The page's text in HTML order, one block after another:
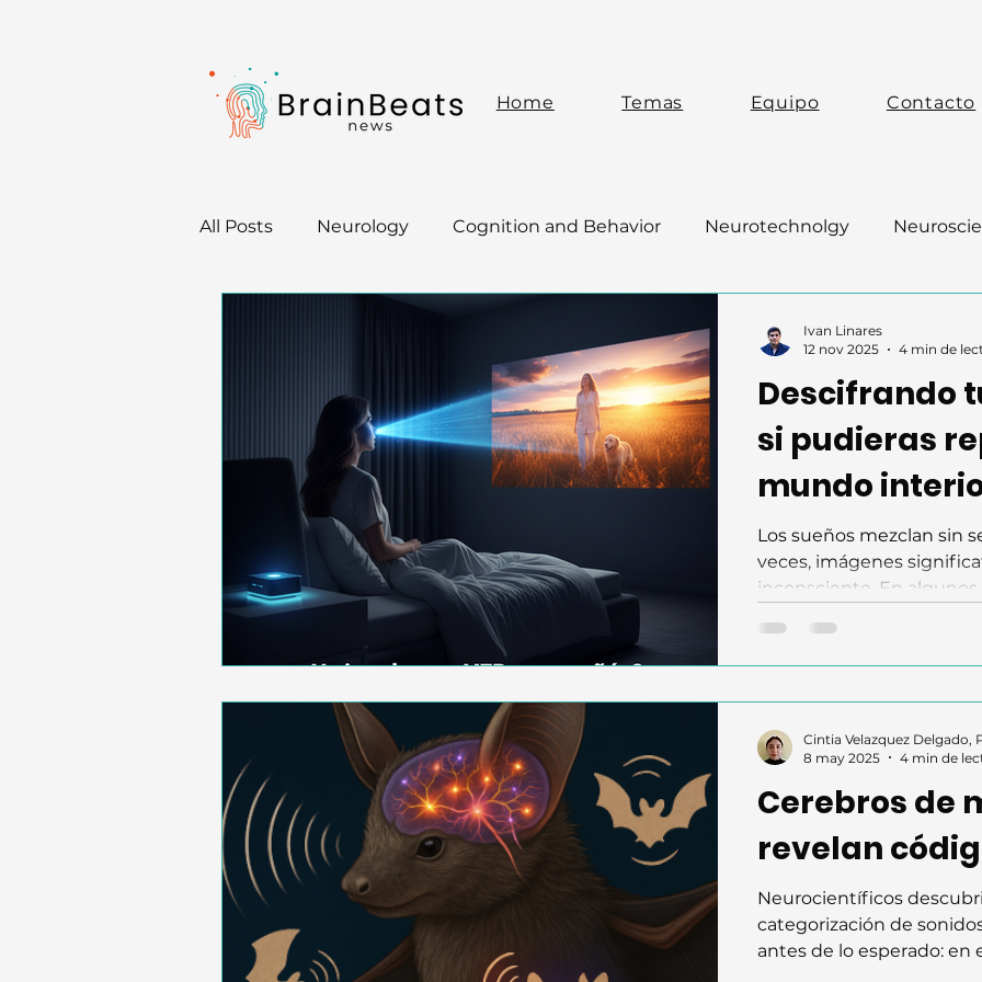
Home Temas Equipo Contacto
All Posts Neurology Cognition and Behavior Neurotechnolgy
Descifrando
si pudieras
mundo
Los sueños mezclan sin
veces, imágenes
inconsciente. En algunos
ciencia y el arte. Mary
gótica, Frankenstein, en
“Yesterday”. ¿Y si
intencionalmente las
mentales qu
Ivan Linares
12 nov 2025
4 min de
Cerebros de
revelan
Neurocientíficos
categorización de
antes de lo esperado: en
Cintia Velazquez Delgado,
8 may 2025
4 min de